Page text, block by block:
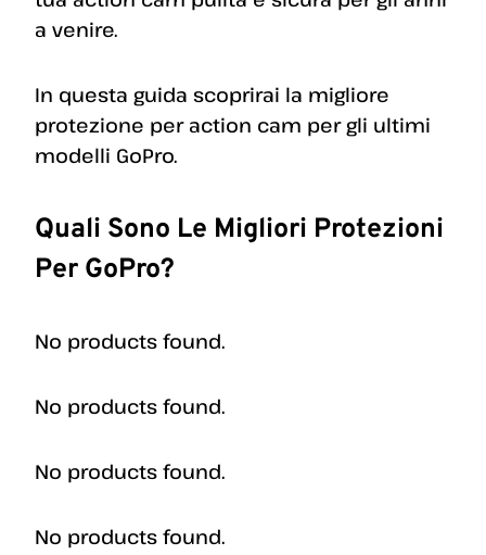
a venire.
In questa guida scoprirai la migliore
protezione per action cam per gli ultimi
modelli GoPro.
Quali Sono Le Migliori Protezioni
Per GoPro?
No products found.
No products found.
No products found.
No products found.